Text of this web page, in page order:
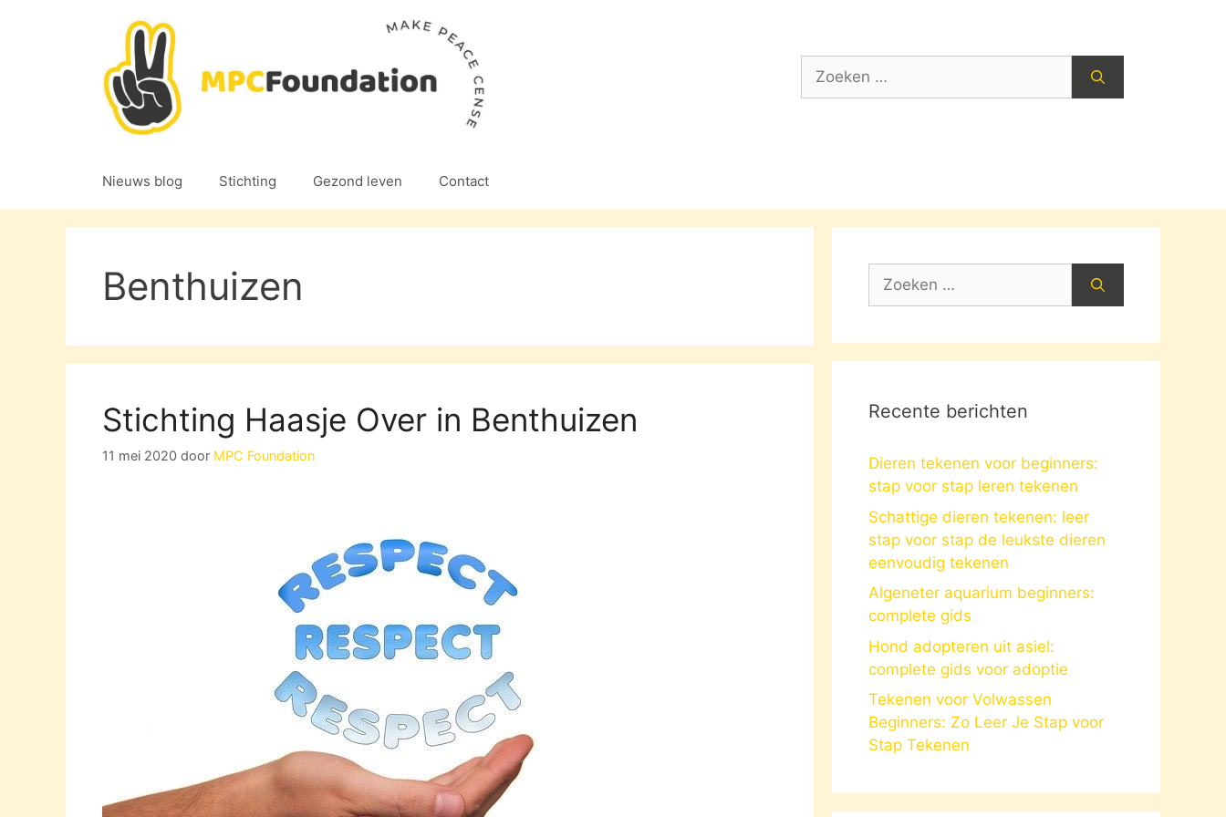
Zoek
Nieuws blog Stichting Gezond leven Contact
Benthuizen
Stichting Haasje Over in Benthuizen
11 mei 2020 door MPC Foundation
Zoek
Recente berichten
Dieren tekenen voor beginners:
stap voor stap leren tekenen
Schattige dieren tekenen: leer
stap voor stap de leukste dieren
eenvoudig tekenen
Algeneter aquarium beginners:
complete gids
Hond adopteren uit asiel:
complete gids voor adoptie
Tekenen voor Volwassen
Beginners: Zo Leer Je Stap voor
Stap Tekenen